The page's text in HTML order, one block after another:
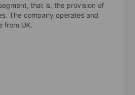
that is, the provision of
The company operates and
from UK.